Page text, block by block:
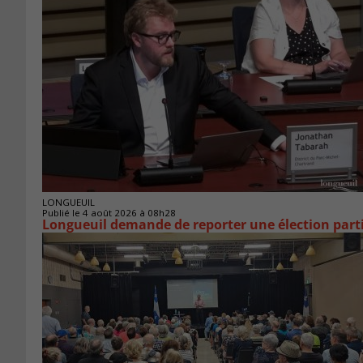
LONGUEUIL
Publié le 4 août 2026 à 08h28
Longueuil demande de reporter une élection